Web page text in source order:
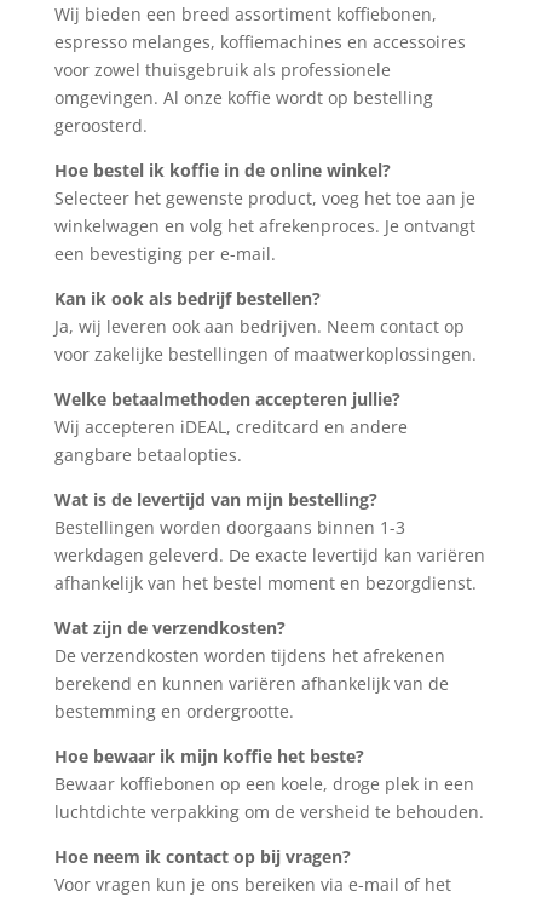
Wij bieden een breed assortiment koffiebonen,
espresso melanges, koffiemachines en accessoires
voor zowel thuisgebruik als professionele
omgevingen. Al onze koffie wordt op bestelling
geroosterd.
Hoe bestel ik koffie in de online winkel?
Selecteer het gewenste product, voeg het toe aan je
winkelwagen en volg het afrekenproces. Je ontvangt
een bevestiging per e-mail.
Kan ik ook als bedrijf bestellen?
Ja, wij leveren ook aan bedrijven. Neem contact op
voor zakelijke bestellingen of maatwerkoplossingen.
Welke betaalmethoden accepteren jullie?
Wij accepteren iDEAL, creditcard en andere
gangbare betaalopties.
Wat is de levertijd van mijn bestelling?
Bestellingen worden doorgaans binnen 1-3
werkdagen geleverd. De exacte levertijd kan variëren
afhankelijk van het bestel moment en bezorgdienst.
Wat zijn de verzendkosten?
De verzendkosten worden tijdens het afrekenen
berekend en kunnen variëren afhankelijk van de
bestemming en ordergrootte.
Hoe bewaar ik mijn koffie het beste?
Bewaar koffiebonen op een koele, droge plek in een
luchtdichte verpakking om de versheid te behouden.
Hoe neem ik contact op bij vragen?
Voor vragen kun je ons bereiken via e-mail of het